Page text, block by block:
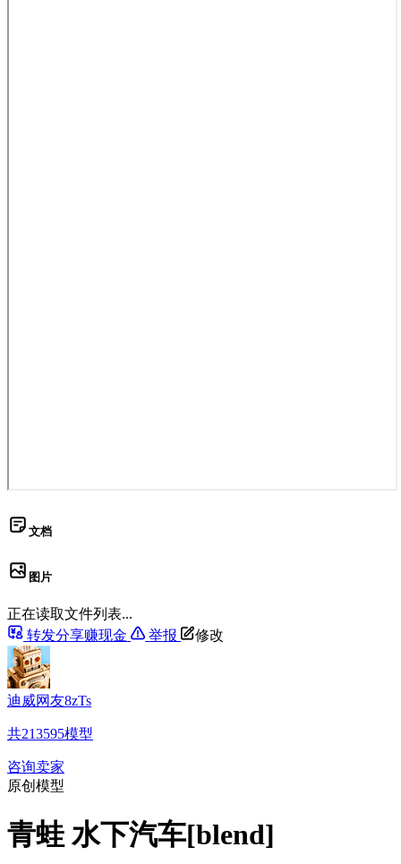
文档
图片
正在读取文件列表...
转发分享赚现金
举报 修改
迪威网友8zTs
共213595模型
咨询卖家
原创模型
青蛙 水下汽车[blend]